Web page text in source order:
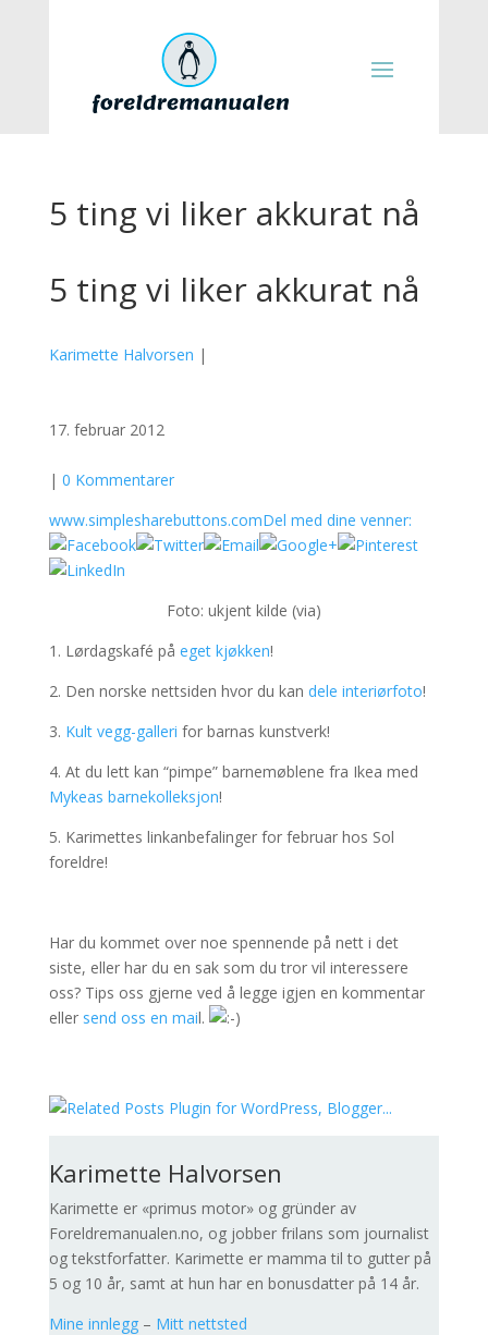
5 ting vi liker akkurat nå
5 ting vi liker akkurat nå
Karimette Halvorsen |
17. februar 2012
| 0 Kommentarer
www.simplesharebuttons.comDel med dine venner:
Foto: ukjent kilde (via)
1. Lørdagskafé på eget kjøkken!
2. Den norske nettsiden hvor du kan dele interiørfoto!
3. Kult vegg-galleri for barnas kunstverk!
4. At du lett kan “pimpe” barnemøblene fra Ikea med
Mykeas barnekolleksjon!
5. Karimettes linkanbefalinger for februar hos Sol
foreldre!
Har du kommet over noe spennende på nett i det
siste, eller har du en sak som du tror vil interessere
oss? Tips oss gjerne ved å legge igjen en kommentar
eller send oss en mail.
Karimette Halvorsen
Karimette er «primus motor» og gründer av
Foreldremanualen.no, og jobber frilans som journalist
og tekstforfatter. Karimette er mamma til to gutter på
5 og 10 år, samt at hun har en bonusdatter på 14 år.
Mine innlegg– Mitt nettsted